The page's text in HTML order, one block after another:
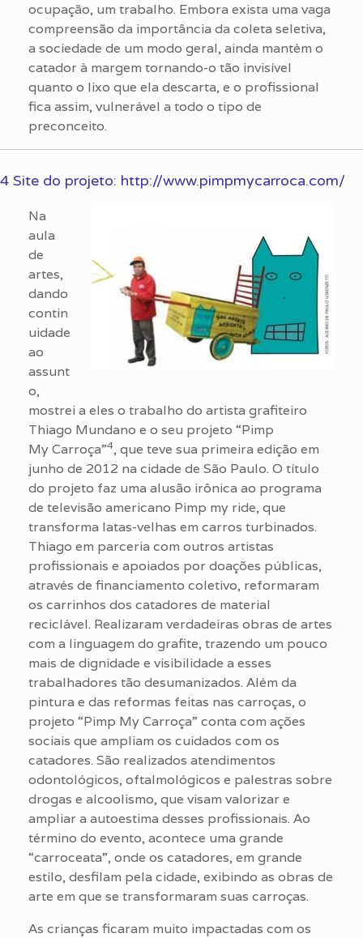
ocupação, um trabalho. Embora exista uma vaga
compreensão da importância da coleta seletiva,
a sociedade de um modo geral, ainda mantém o
catador à margem tornando-o tão invisível
quanto o lixo que ela descarta, e o profissional
fica assim, vulnerável a todo o tipo de
preconceito.
4 Site do projeto: http://www.pimpmycarroca.com/
Na
aula
de
artes,
dando
contin
uidade
ao
assunt
o,
mostrei a eles o trabalho do artista grafiteiro
Thiago Mundano e o seu projeto “Pimp
My Carroça”4, que teve sua primeira edição em
junho de 2012 na cidade de São Paulo. O título
do projeto faz uma alusão irônica ao programa
de televisão americano Pimp my ride, que
transforma latas-velhas em carros turbinados.
Thiago em parceria com outros artistas
profissionais e apoiados por doações públicas,
através de financiamento coletivo, reformaram
os carrinhos dos catadores de material
reciclável. Realizaram verdadeiras obras de artes
com a linguagem do grafite, trazendo um pouco
mais de dignidade e visibilidade a esses
trabalhadores tão desumanizados. Além da
pintura e das reformas feitas nas carroças, o
projeto “Pimp My Carroça” conta com ações
sociais que ampliam os cuidados com os
catadores. São realizados atendimentos
odontológicos, oftalmológicos e palestras sobre
drogas e alcoolismo, que visam valorizar e
ampliar a autoestima desses profissionais. Ao
término do evento, acontece uma grande
“carroceata”, onde os catadores, em grande
estilo, desfilam pela cidade, exibindo as obras de
arte em que se transformaram suas carroças.
As crianças ficaram muito impactadas com os